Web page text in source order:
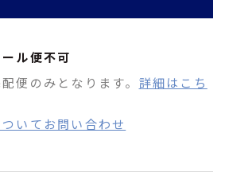
ル便不可
便のみとなります。 詳細はこち
いてお問い合わせ